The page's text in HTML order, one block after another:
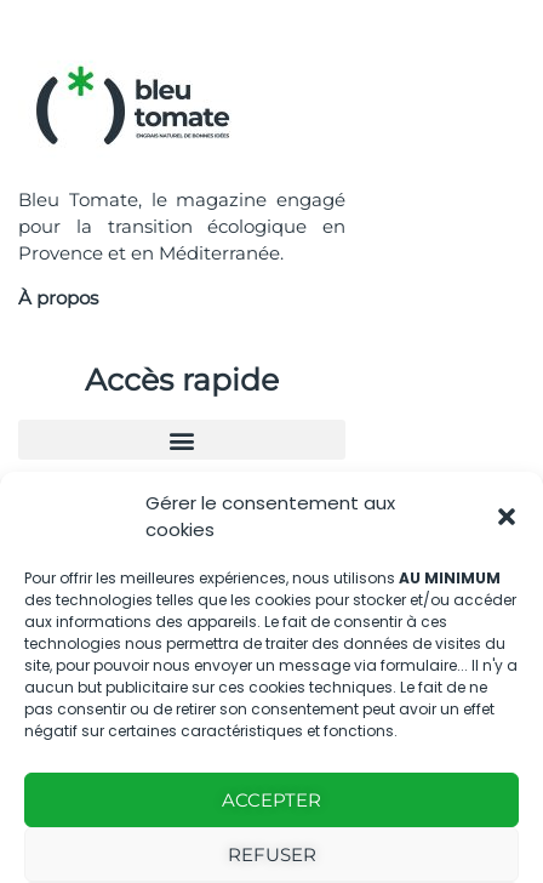
Gérer le consentement aux
cookies
Pour offrir les meilleures expériences, nous utilisons AU MINIMUM
des technologies telles que les cookies pour stocker et/ou accéder
aux informations des appareils. Le fait de consentir à ces
technologies nous permettra de traiter des données de visites du
site, pour pouvoir nous envoyer un message via formulaire... Il n'y a
aucun but publicitaire sur ces cookies techniques. Le fait de ne
pas consentir ou de retirer son consentement peut avoir un effet
négatif sur certaines caractéristiques et fonctions.
ACCEPTER
REFUSER
Bleu Tomate, le magazine engagé
pour la transition écologique en
Provence et en Méditerranée.
À propos
Accès rapide
Nous contacter
04.88.08.75.28
contactBT@bleu-tomate.fr
Kit média
Kit média Bleu Tomate
Nous suivre